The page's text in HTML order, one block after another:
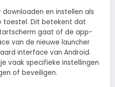
en instellen als
toestel. Dit betekent dat
gaat of de app-
van de nieuwe launcher
interface van Android.
vaak specifieke instellingen
of beveiligen.